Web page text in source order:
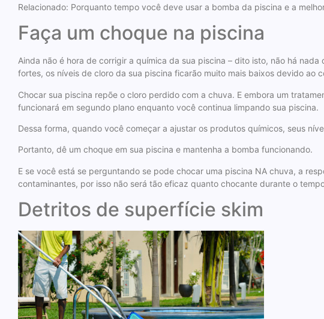
Relacionado: Porquanto tempo você deve usar a bomba da piscina e a
Faça um choque na piscina
Ainda não é hora de corrigir a química da sua piscina – dito isto, não há
fortes, os níveis de cloro da sua piscina ficarão muito mais baixos devido ao
Chocar sua piscina repõe o cloro perdido com a chuva. E embora um
funcionará em segundo plano enquanto você continua limpando sua piscina.
Dessa forma, quando você começar a ajustar os produtos químicos, seus
Portanto, dê um choque em sua piscina e mantenha a bomba funcionando.
E se você está se perguntando se pode chocar uma piscina NA chuva, a
contaminantes, por isso não será tão eficaz quanto chocante durante o
Detritos de superfície skim